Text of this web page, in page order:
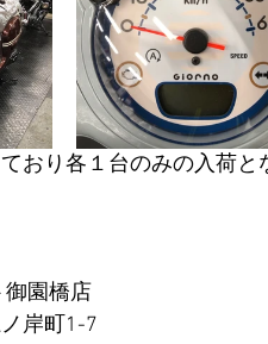
おり各１台のみの入荷
園橋店
岸町1-7